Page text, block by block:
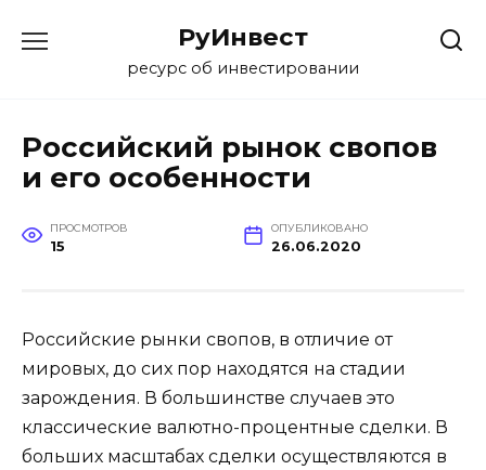
РуИнвест
ресурс об инвестировании
Российский рынок свопов
и его особенности
ПРОСМОТРОВ
15
ОПУБЛИКОВАНО
26.06.2020
Российские рынки свопов, в отличие от
мировых, до сих пор находятся на стадии
зарождения. В большинстве случаев это
классические валютно-процентные сделки. В
больших масштабах сделки осуществляются в